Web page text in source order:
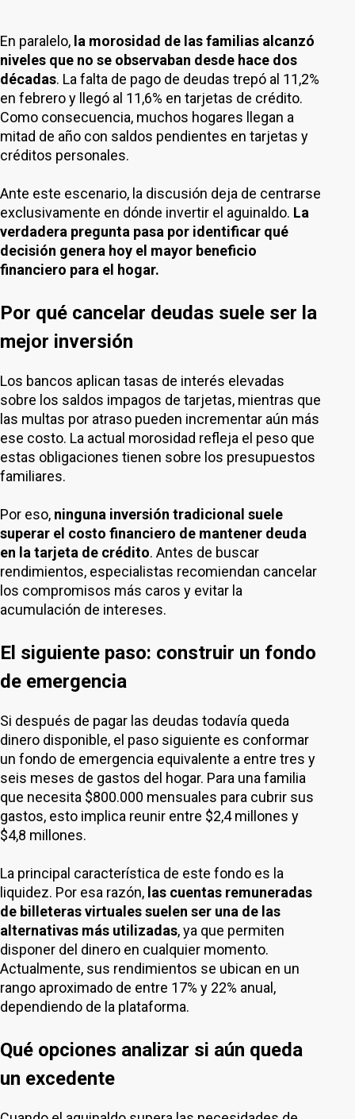
En paralelo, la morosidad de las familias alcanzó
niveles que no se observaban desde hace dos
décadas. La falta de pago de deudas trepó al 11,2%
en febrero y llegó al 11,6% en tarjetas de crédito.
Como consecuencia, muchos hogares llegan a
mitad de año con saldos pendientes en tarjetas y
créditos personales.
Ante este escenario, la discusión deja de centrarse
exclusivamente en dónde invertir el aguinaldo. La
verdadera pregunta pasa por identificar qué
decisión genera hoy el mayor beneficio
financiero para el hogar.
Por qué cancelar deudas suele ser la
mejor inversión
Los bancos aplican tasas de interés elevadas
sobre los saldos impagos de tarjetas, mientras que
las multas por atraso pueden incrementar aún más
ese costo. La actual morosidad refleja el peso que
estas obligaciones tienen sobre los presupuestos
familiares.
Por eso, ninguna inversión tradicional suele
superar el costo financiero de mantener deuda
en la tarjeta de crédito. Antes de buscar
rendimientos, especialistas recomiendan cancelar
los compromisos más caros y evitar la
acumulación de intereses.
El siguiente paso: construir un fondo
de emergencia
Si después de pagar las deudas todavía queda
dinero disponible, el paso siguiente es conformar
un fondo de emergencia equivalente a entre tres y
seis meses de gastos del hogar. Para una familia
que necesita $800.000 mensuales para cubrir sus
gastos, esto implica reunir entre $2,4 millones y
$4,8 millones.
La principal característica de este fondo es la
liquidez. Por esa razón, las cuentas remuneradas
de billeteras virtuales suelen ser una de las
alternativas más utilizadas, ya que permiten
disponer del dinero en cualquier momento.
Actualmente, sus rendimientos se ubican en un
rango aproximado de entre 17% y 22% anual,
dependiendo de la plataforma.
Qué opciones analizar si aún queda
un excedente